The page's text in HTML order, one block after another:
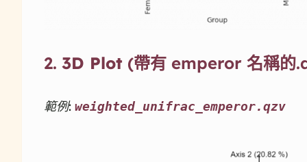
2. 3D Plot (帶有 emperor 名稱的
範例: weighted_unifrac_emperor.qzv